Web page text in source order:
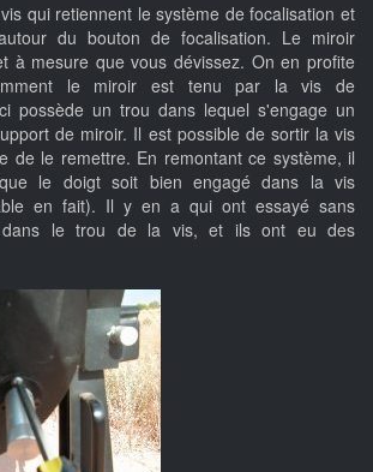
qui retiennent le système de focalisation et
du bouton de focalisation. Le miroir
à mesure que vous dévissez. On en profite
le miroir est tenu par la vis de
possède un trou dans lequel s'engage un
de miroir. Il est possible de sortir la vis
de le remettre. En remontant ce système, il
le doigt soit bien engagé dans la vis
en fait). Il y en a qui ont essayé sans
dans le trou de la vis, et ils ont eu des